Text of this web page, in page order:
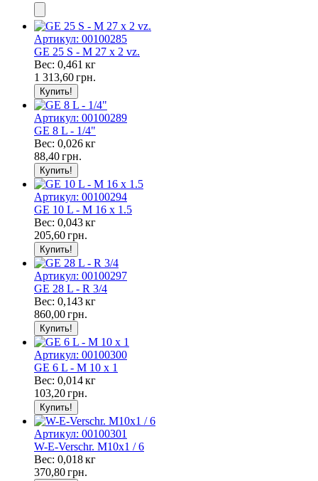
Артикул: 00100285
GE 25 S - M 27 x 2 vz.
Вес: 0,461 кг
1 313,60грн.
Артикул: 00100289
GE 8 L - 1/4"
Вес: 0,026 кг
88,40грн.
Артикул: 00100294
GE 10 L - M 16 x 1.5
Вес: 0,043 кг
205,60грн.
Артикул: 00100297
GE 28 L - R 3/4
Вес: 0,143 кг
860,00грн.
Артикул: 00100300
GE 6 L - M 10 x 1
Вес: 0,014 кг
103,20грн.
Артикул: 00100301
W-E-Verschr. M10x1 / 6
Вес: 0,018 кг
370,80грн.